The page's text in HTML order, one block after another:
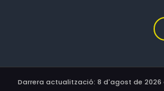
Darrera actualització: 8 d'agost de 2026